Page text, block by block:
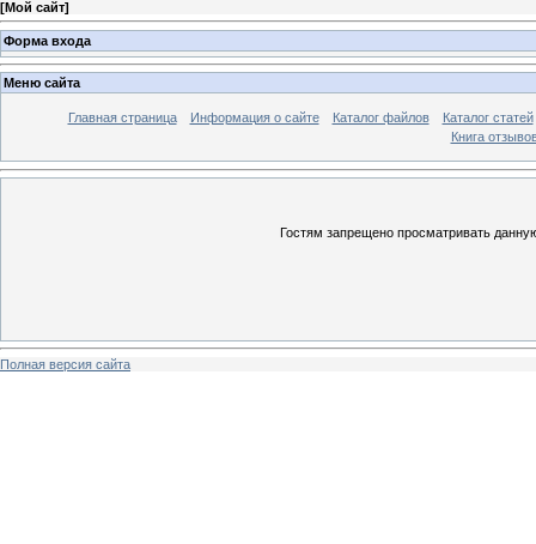
[Мой сайт]
Форма входа
Меню сайта
Главная страница Информация о сайте Каталог файлов
Каталог статей
Книга
Гостям запрещено просматривать
Полная версия сайта